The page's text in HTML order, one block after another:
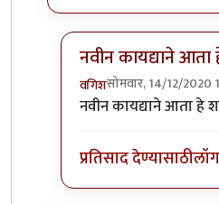
नवीन कायद्याने
वगिशसोमवार, 14/12/2020
In reply toधन्यवाद.by
नवीन कायद्याने आता हे
प्रतिसाद देण्यासाठी